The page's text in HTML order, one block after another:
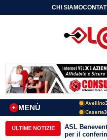
CHI SIAMO
MENÙ
+
Avellino
Caserta
ULTIME NOTIZIE
ASL
per il